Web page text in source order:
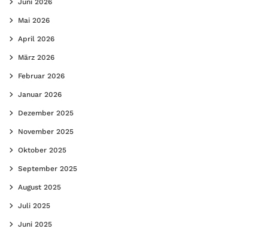
Juni 2026
Mai 2026
April 2026
März 2026
Februar 2026
Januar 2026
Dezember 2025
November 2025
Oktober 2025
September 2025
August 2025
Juli 2025
Juni 2025